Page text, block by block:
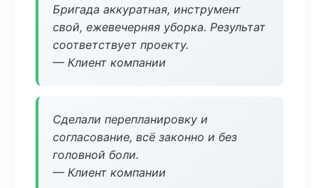
Бригада аккуратная, инструмент
свой, ежевечерняя уборка. Результат
соответствует проекту.
— Клиент компании
Сделали перепланировку и
согласование, всё законно и без
головной боли.
— Клиент компании